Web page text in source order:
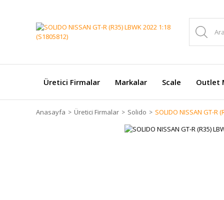
Üretici Firmalar Markalar Scale Outlet
Anasayfa Üretici Firmalar Solido SOLIDO NISSAN GT-R